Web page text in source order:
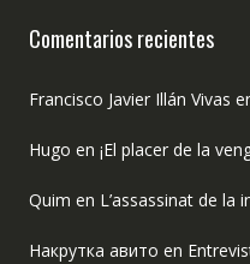
Comentarios recientes
Francisco Javier Illán Vivas
Hugo en ¡El placer de la
Quim en L’assassinat de la
Накрутка авито en